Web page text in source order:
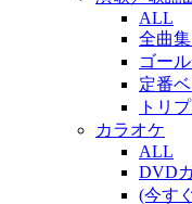
ALL
全曲
ゴー
定番
トリ
カラオケ
ALL
DVD
(今す